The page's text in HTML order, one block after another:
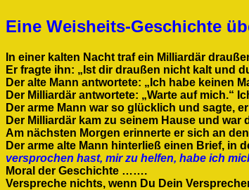
man
halten!
Eine Weisheits-Geschichte
In einer kalten Nacht traf ein Milliardär
Er fragte ihn: „Ist dir draußen nicht kalt und
Der alte Mann antwortete: „Ich habe keinen
Der Milliardär antwortete: „Warte auf mich.“
Der arme Mann war so glücklich und sagte,
Der Milliardär kam zu seinem Hause und
Am nächsten Morgen erinnerte er sich an
Der arme alte Mann hinterließ einen Brief, in
versprochen hast, mir zu helfen, habe ich
Moral der Geschichte …….
Verspreche nichts, wenn Du Dein